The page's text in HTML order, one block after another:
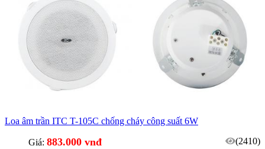
Loa âm trần ITC T-105C chống cháy công suất 6W
Giá: 883.000 vnđ (2410)